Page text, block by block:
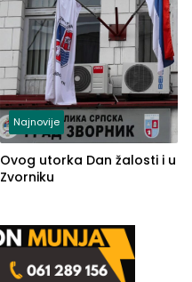
Najnovije
Ovog utorka Dan žalosti i u
Zvorniku